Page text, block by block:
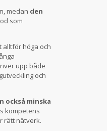
medan den
som
alltför höga och
upp både
och
också minska
kompetens
rätt nätverk.